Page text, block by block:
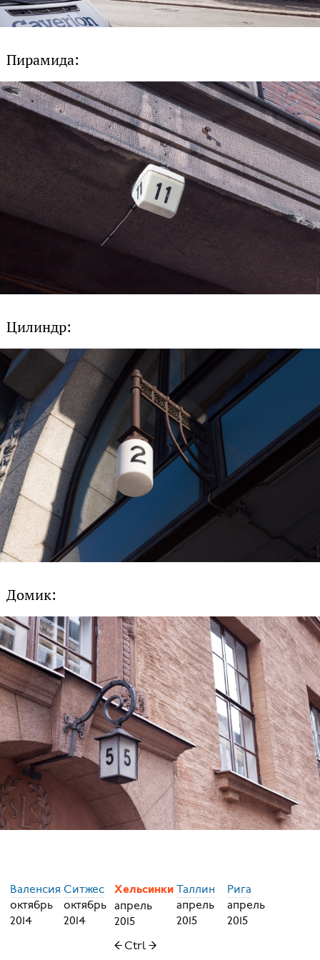
Пирамида:
Цилиндр:
Домик:
Валенсия
октябрь
2014
Ситжес
октябрь
2014
Хельсинки
апрель
2015
← Ctrl →
Таллин
апрель
2015
Рига
апрель
2015